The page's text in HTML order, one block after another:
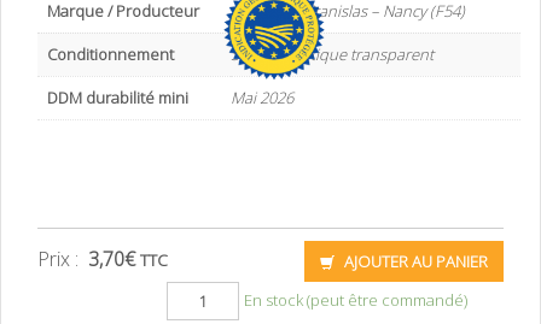
Marque / Producteur
Confiserie Stanislas – Nancy (F54)
Conditionnement
Sachet plastique transparent
DDM durabilité mini
Mai 2026
Prix : 3,70€ TTC
AJOUTER AU PANIER
En stock (peut être commandé)